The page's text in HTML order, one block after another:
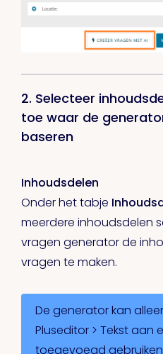
2. Selecteer
toe waar de
baseren
Inhoudsdelen
Onder het tabje
meerdere inhoudsdelen
vragen generator de
vragen te maken.
De generator kan
Pluseditor > Tekst aan
toegevoegd